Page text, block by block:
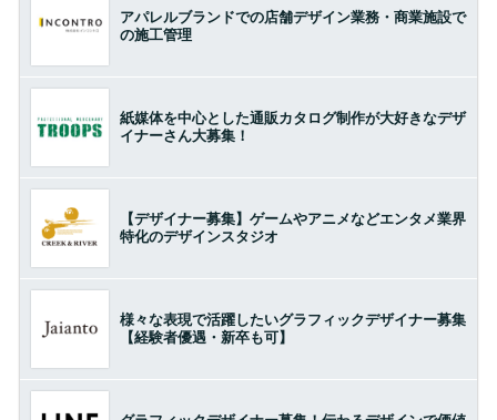
アパレルブランドでの店舗デザイン業務・商業施設で
の施工管理
紙媒体を中心とした通販カタログ制作が大好きなデザ
イナーさん大募集！
【デザイナー募集】ゲームやアニメなどエンタメ業界
特化のデザインスタジオ
様々な表現で活躍したいグラフィックデザイナー募集
【経験者優遇・新卒も可】